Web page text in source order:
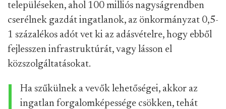
településeken, ahol 100 milliós nagyságrendben
cserélnek gazdát ingatlanok, az önkormányzat 0,5-
1 százalékos adót vet ki az adásvételre, hogy ebből
fejlesszen infrastruktúrát, vagy lásson el
közszolgáltatásokat.
Ha szűkülnek a vevők lehetőségei, akkor az
ingatlan forgalomképessége csökken, tehát